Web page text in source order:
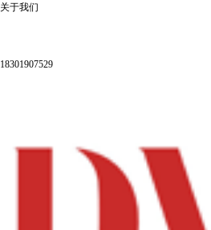
关于我们
18301907529